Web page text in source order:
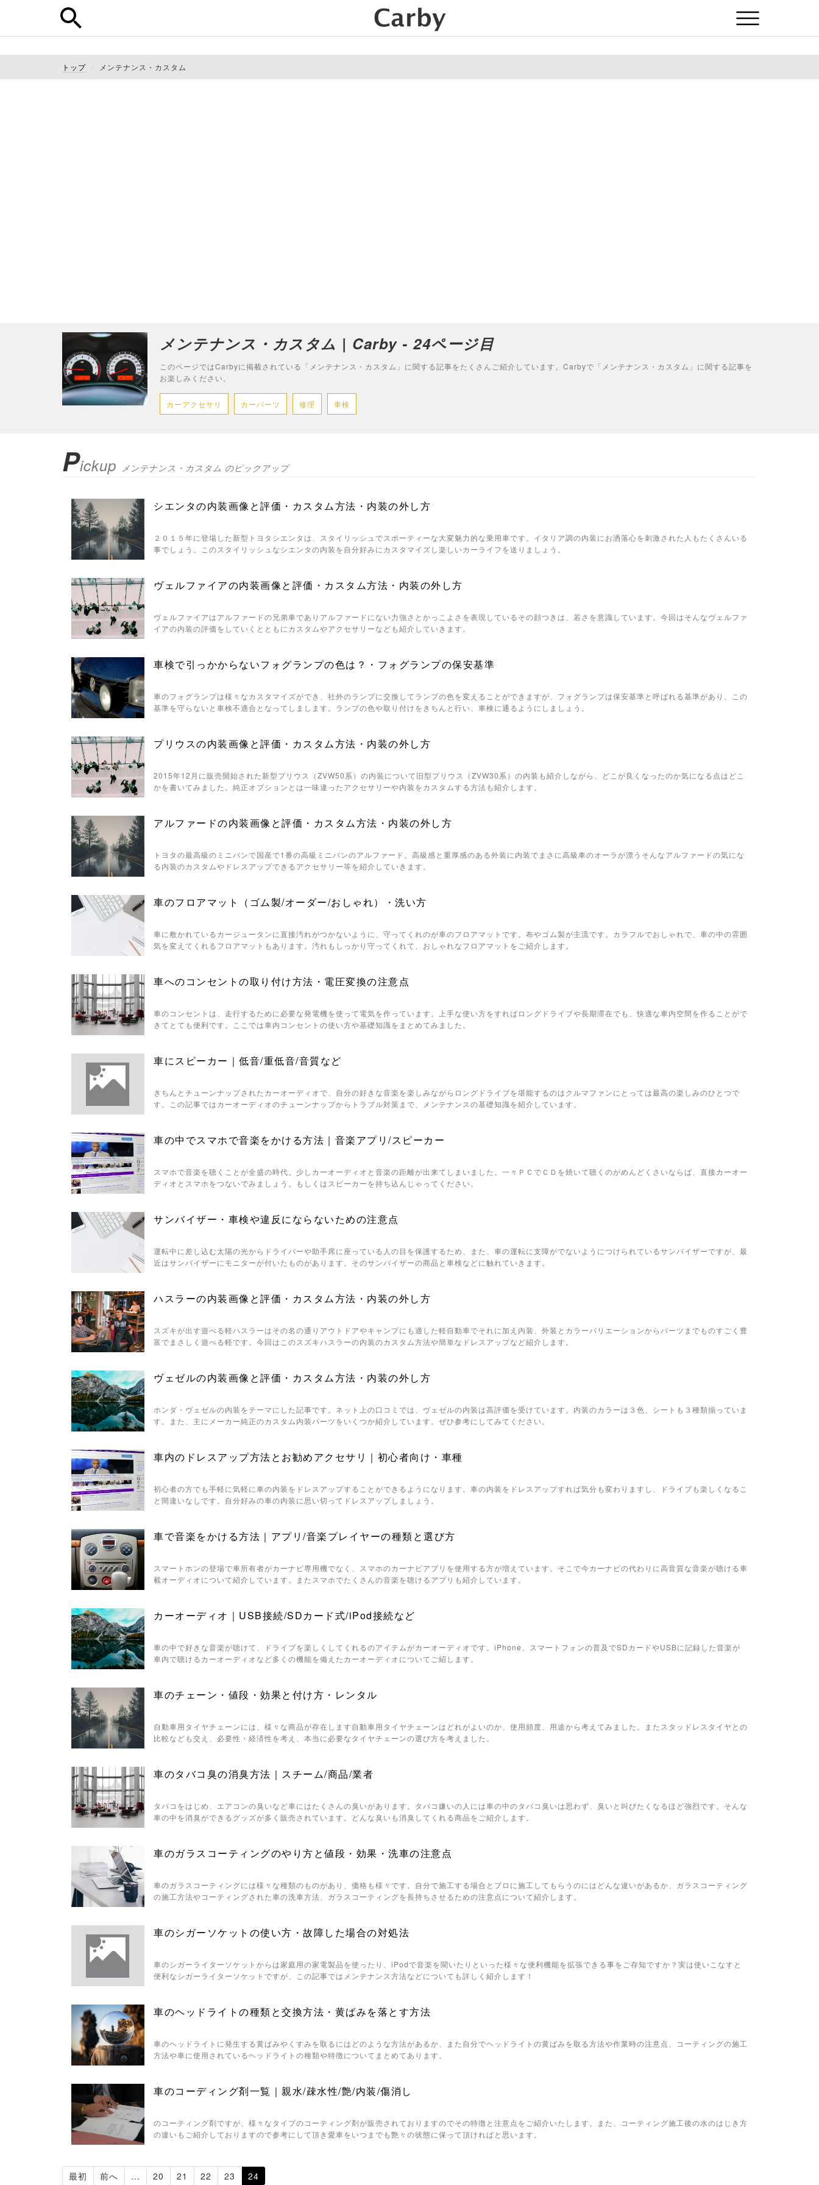
トップ メンテナンス・カスタム
メンテナンス・カスタム | Carby - 24ページ目
このページではCarbyに掲載されている「メンテナンス・カスタム」に関する記事をたくさんご紹介しています。Carbyで「メンテナンス・カスタム」に関する記事を
お楽しみください。
カーアクセサリ カーパーツ 修理 車検
Pickup メンテナンス・カスタム のピックアップ
シエンタの内装画像と評価・カスタム方法・内装の外し方
２０１５年に登場した新型トヨタシエンタは、スタイリッシュでスポーティーな大変魅力的な乗用車です。イタリア調の内装にお洒落心を刺激された人もたくさんいる
事でしょう。このスタイリッシュなシエンタの内装を自分好みにカスタマイズし楽しいカーライフを送りましょう。
ヴェルファイアの内装画像と評価・カスタム方法・内装の外し方
ヴェルファイアはアルファードの兄弟車でありアルファードにない力強さとかっこよさを表現しているその顔つきは、若さを意識しています。今回はそんなヴェルファ
イアの内装の評価をしていくとともにカスタムやアクセサリーなども紹介していきます。
車検で引っかからないフォグランプの色は？・フォグランプの保安基準
車のフォグランプは様々なカスタマイズができ、社外のランプに交換してランプの色を変えることができますが、フォグランプは保安基準と呼ばれる基準があり、この
基準を守らないと車検不適合となってしまします。ランプの色や取り付けをきちんと行い、車検に通るようにしましょう。
プリウスの内装画像と評価・カスタム方法・内装の外し方
2015年12月に販売開始された新型プリウス（ZVW50系）の内装について旧型プリウス（ZVW30系）の内装も紹介しながら、どこが良くなったのか気になる点はどこ
かを書いてみました。純正オプションとは一味違ったアクセサリーや内装をカスタムする方法も紹介します。
アルファードの内装画像と評価・カスタム方法・内装の外し方
トヨタの最高級のミニバンで国産で1番の高級ミニバンのアルファード。高級感と重厚感のある外装に内装でまさに高級車のオーラが漂うそんなアルファードの気にな
る内装のカスタムやドレスアップできるアクセサリー等を紹介していきます。
車のフロアマット（ゴム製/オーダー/おしゃれ）・洗い方
車に敷かれているカージュータンに直接汚れがつかないように、守ってくれのが車のフロアマットです。布やゴム製が主流です。カラフルでおしゃれで、車の中の雰囲
気を変えてくれるフロアマットもあります。汚れもしっかり守ってくれて、おしゃれなフロアマットをご紹介します。
車へのコンセントの取り付け方法・電圧変換の注意点
車のコンセントは、走行するために必要な発電機を使って電気を作っています。上手な使い方をすればロングドライブや長期滞在でも、快適な車内空間を作ることがで
きてとても便利です。ここでは車内コンセントの使い方や基礎知識をまとめてみました。
車にスピーカー｜低音/重低音/音質など
きちんとチューンナップされたカーオーディオで、自分の好きな音楽を楽しみながらロングドライブを堪能するのはクルマファンにとっては最高の楽しみのひとつで
す。この記事ではカーオーディオのチューンナップからトラブル対策まで、メンテナンスの基礎知識を紹介しています。
車の中でスマホで音楽をかける方法｜音楽アプリ/スピーカー
スマホで音楽を聴くことが全盛の時代。少しカーオーディオと音楽の距離が出来てしまいました。一々ＰＣでＣＤを焼いて聴くのがめんどくさいならば、直接カーオー
ディオとスマホをつないでみましょう。もしくはスピーカーを持ち込んじゃってください。
サンバイザー・車検や違反にならないための注意点
運転中に差し込む太陽の光からドライバーや助手席に座っている人の目を保護するため、また、車の運転に支障がでないようにつけられているサンバイザーですが、最
近はサンバイザーにモニターが付いたものがあります。そのサンバイザーの商品と車検などに触れていきます。
ハスラーの内装画像と評価・カスタム方法・内装の外し方
スズキが出す遊べる軽ハスラーはその名の通りアウトドアやキャンプにも適した軽自動車でそれに加え内装、外装とカラーバリエーションからパーツまでものすごく豊
富でまさしく遊べる軽です。今回はこのスズキハスラーの内装のカスタム方法や簡単なドレスアップなど紹介します。
ヴェゼルの内装画像と評価・カスタム方法・内装の外し方
ホンダ・ヴェゼルの内装をテーマにした記事です。ネット上の口コミでは、ヴェゼルの内装は高評価を受けています。内装のカラーは３色、シートも３種類揃っていま
す。また、主にメーカー純正のカスタム内装パーツをいくつか紹介しています。ぜひ参考にしてみてください。
車内のドレスアップ方法とお勧めアクセサリ｜初心者向け・車種
初心者の方でも手軽に気軽に車の内装をドレスアップすることができるようになります。車の内装をドレスアップすれば気分も変わりますし、ドライブも楽しくなるこ
と間違いなしです。自分好みの車の内装に思い切ってドレスアップしましょう。
車で音楽をかける方法｜アプリ/音楽プレイヤーの種類と選び方
スマートホンの登場で車所有者がカーナビ専用機でなく、スマホのカーナビアプリを使用する方が増えています。そこで今カーナビの代わりに高音質な音楽が聴ける車
載オーディオについて紹介しています。またスマホでたくさんの音楽を聴けるアプリも紹介しています。
カーオーディオ｜USB接続/SDカード式/iPod接続など
車の中で好きな音楽が聴けて、ドライブを楽しくしてくれるのアイテムがカーオーディオです。iPhone、スマートフォンの普及でSDカードやUSBに記録した音楽が
車内で聴けるカーオーディオなど多くの機能を備えたカーオーディオについてご紹します。
車のチェーン・値段・効果と付け方・レンタル
自動車用タイヤチェーンには、様々な商品が存在します自動車用タイヤチェーンはどれがよいのか、使用頻度、用途から考えてみました。またスタッドレスタイヤとの
比較なども交え、必要性・経済性を考え、本当に必要なタイヤチェーンの選び方を考えました。
車のタバコ臭の消臭方法｜スチーム/商品/業者
タバコをはじめ、エアコンの臭いなど車にはたくさんの臭いがあります。タバコ嫌いの人には車の中のタバコ臭いは思わず、臭いと叫びたくなるほど強烈です。そんな
車の中を消臭ができるグッズが多く販売されています。どんな臭いも消臭してくれる商品をご紹介します。
車のガラスコーティングのやり方と値段・効果・洗車の注意点
車のガラスコーティングには様々な種類のものがあり、価格も様々です。自分で施工する場合とプロに施工してもらうのにはどんな違いがあるか、ガラスコーティング
の施工方法やコーティングされた車の洗車方法、ガラスコーティングを長持ちさせるための注意点について紹介します。
車のシガーソケットの使い方・故障した場合の対処法
車のシガーライターソケットからは家庭用の家電製品を使ったり、iPodで音楽を聞いたりといった様々な便利機能を拡張できる事をご存知ですか？実は使いこなすと
便利なシガーライターソケットですが、この記事ではメンテナンス方法などについても詳しく紹介します！
車のヘッドライトの種類と交換方法・黄ばみを落とす方法
車のヘッドライトに発生する黄ばみやくすみを取るにはどのような方法があるか、また自分でヘッドライトの黄ばみを取る方法や作業時の注意点、コーティングの施工
方法や車に使用されているヘッドライトの種類や特徴についてまとめてあります。
車のコーディング剤一覧｜親水/疎水性/艶/内装/傷消し
のコーティング剤ですが、様々なタイプのコーティング剤が販売されておりますのでその特徴と注意点をご紹介いたします。また、コーティング施工後の水のはじき方
の違いもご紹介しておりますので参考にして頂き愛車をいつまでも艶々の状態に保って頂ければと思います。
最初 前へ ... 20 21 22 23 24